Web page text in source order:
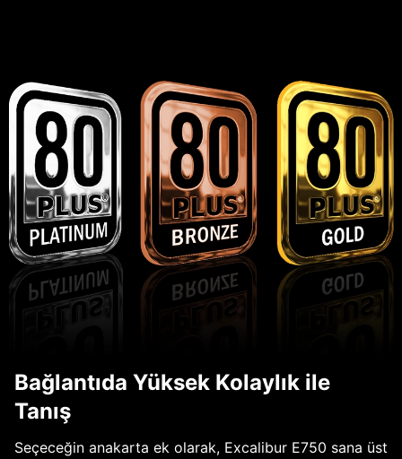
Bağlantıda Yüksek Kolaylık ile
Tanış
Seçeceğin anakarta ek olarak, Excalibur E750 sana üst